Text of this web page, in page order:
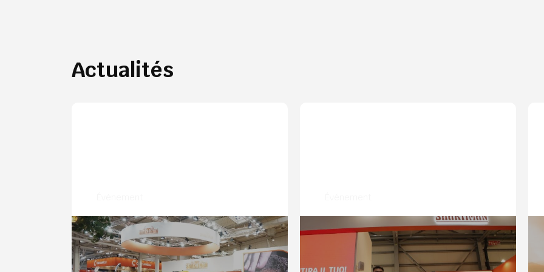
Actualités
Shaktiman à Agritechnica 2025 :
nouveaux lancements et
Lancement du nouveau site Web
mondial à Eima, en Italie